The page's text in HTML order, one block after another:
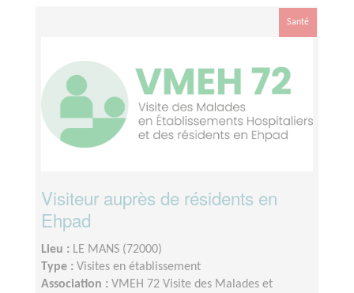
Santé
Visiteur auprès de résidents en
Ehpad
Lieu : LE MANS (72000)
Type : Visites en établissement
Association : VMEH 72 Visite des Malades et